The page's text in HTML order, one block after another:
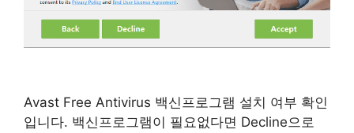
Avast Free Antivirus 백신프로그램 설치 여부 확인
입니다. 백신프로그램이 필요없다면 Decline으로